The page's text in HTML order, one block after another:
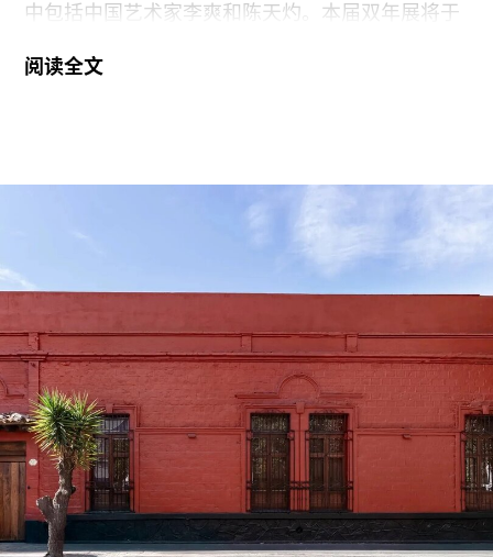
中包括中国艺术家李爽和陈天灼。本届双年展将于
音、音乐、表演、编舞、俱乐部文化、档案研究、
Simons）提出的“异见合唱”（Dissident Chorus）
值得注意的是，本届双年展有意突破以视觉艺术为
“声音、身体、乐谱、图像、档案、广播、地图和现
场情境”，并将“声音视为材料，身体视为档案，集
会视为一种政治形式”。
展览将分为三个部分，每个部分都被构想为一部多
声部乐谱的一个乐章，共同构成“釜山城市交响
曲”。第一乐章将在釜山当代艺术博物馆举办，策展
团队将其描述为一个“河流、大海与候鸟迁徙路线交
阅读全文